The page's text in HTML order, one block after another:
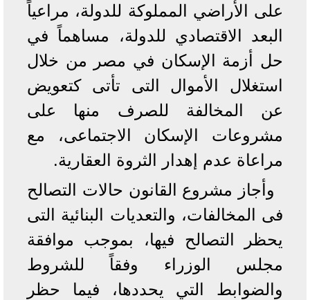
على الأراضي المملوكة للدولة، مراعياً
البعد الاقتصادي للدولة، مساهماً في
حل أزمة الإسكان في مصر من خلال
استغلال الأموال التى تأتى كتعويض
عن المخالفة للصرف منها على
مشروعات الإسكان الاجتماعى، مع
مراعاة عدم إهدار الثروة العقارية.
وأجاز مشروع القانون حالات التصالح
فى المخالفات، والتعديات البنائية التى
يحظر التصالح فيها، بموجب موافقة
مجلس الوزراء وفقاً للشروط
والضوابط التي يحددها، فيما حظر